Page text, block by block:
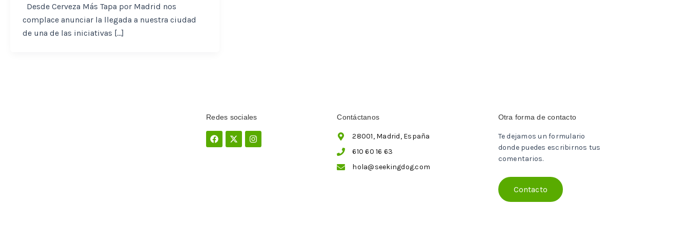
Desde Cerveza Más Tapa por Madrid nos
complace anunciar la llegada a nuestra ciudad
de una de las iniciativas […]
Redes sociales
Facebook
X-
twitter
Instagram
Contáctanos
28001, Madrid, España
610 60 16 63
hola@seekingdog.com
Otra forma de contacto
Te dejamos un formulario
donde puedes escribirnos tus
comentarios.
Contacto